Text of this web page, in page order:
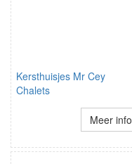
Kersthuisjes Mr Cey
Chalets
Meer info